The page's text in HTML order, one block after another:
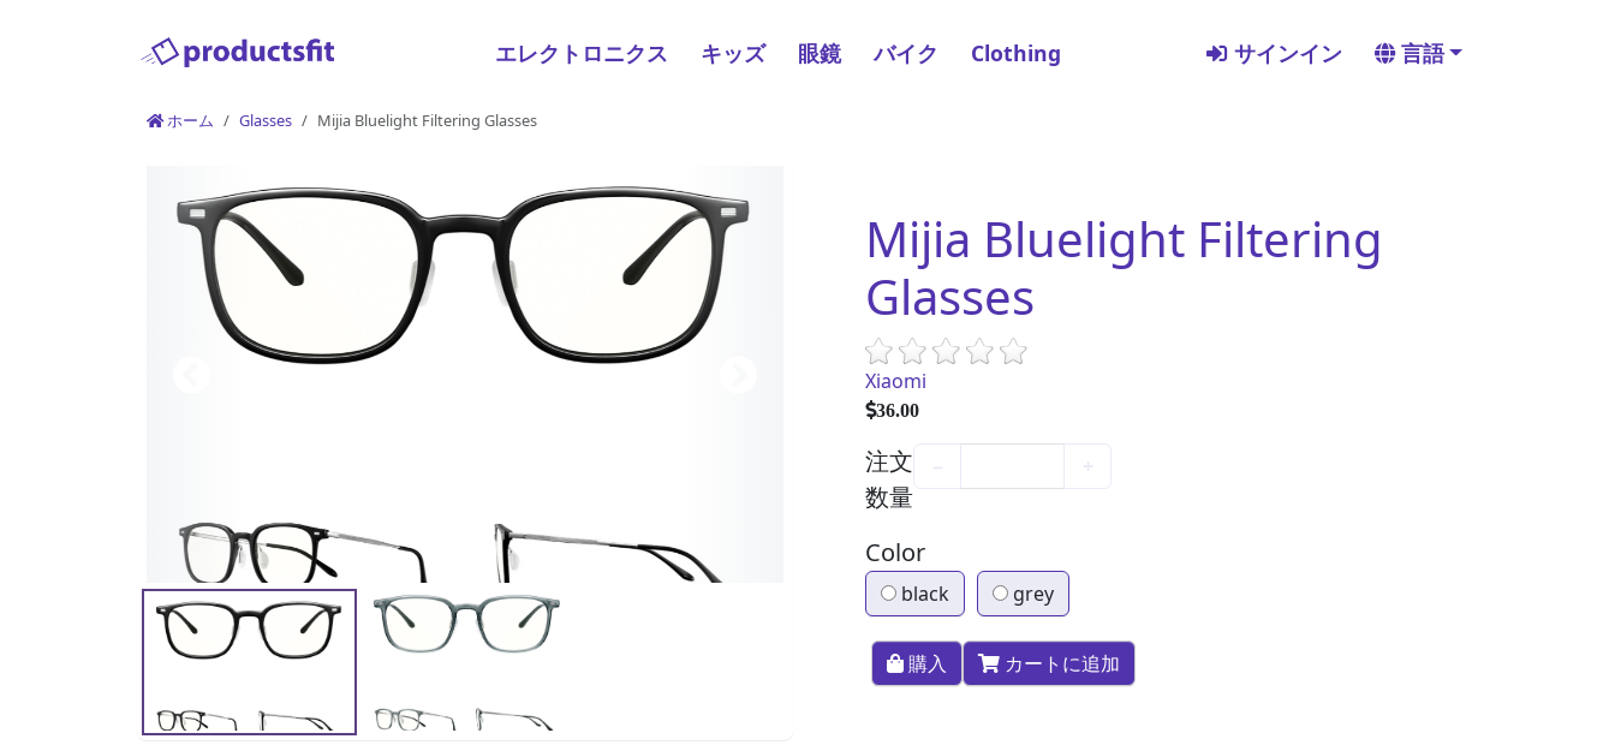
エレクトロニクス キッズ 眼鏡 バイク Clothing サインイン 言語
ホーム Glasses Mijia Bluelight Filtering Glasses
Mijia Bluelight Filtering
Glasses
Xiaomi
36.00
注文
数量
Color
black grey
購入 カートに追加